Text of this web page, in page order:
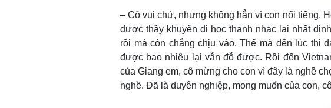
– Cô vui chứ, nhưng không hẳn vì con nổi tiếng.
được thầy khuyên đi học thanh nhạc lại nhất
rồi mà còn chẳng chịu vào. Thế mà đến lúc thi
được bao nhiêu lại vẫn đỗ được. Rồi đến
của Giang em, cô mừng cho con vì đây là nghề
nghề. Đã là duyên nghiệp, mong muốn của con,